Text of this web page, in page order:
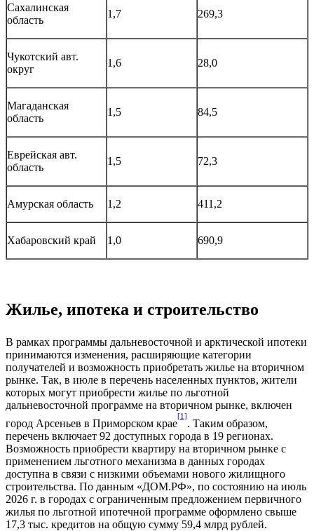
Сахалинская
область
1,7 269,3
Чукотский авт.
округ
1,6 28,0
Магаданская
область
1,5 84,5
Еврейская авт.
область
1,5 72,3
Амурская область 1,2 411,2
Хабаровский край 1,0 690,9
Жилье, ипотека и строительство
В рамках программы дальневосточной и арктической ипотеки
принимаются изменения, расширяющие категории
получателей и возможность приобретать жилье на вторичном
рынке. Так, в июле в перечень населенных пунктов, жители
которых могут приобрести жилье по льготной
дальневосточной программе на вторичном рынке, включен
город Арсеньев в Приморском крае
[1]
. Таким образом,
перечень включает 92 доступных города в 19 регионах.
Возможность приобрести квартиру на вторичном рынке с
применением льготного механизма в данных городах
доступна в связи с низкими объемами нового жилищного
строительства. По данным «ДОМ.РФ», по состоянию на июль
2026 г. в городах с ограниченным предложением первичного
жилья по льготной ипотечной программе оформлено свыше
17,3 тыс. кредитов на общую сумму 59,4 млрд рублей.